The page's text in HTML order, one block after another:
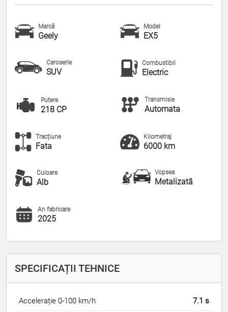
Marcă
Geely
Model
EX5
Caroserie
SUV
Combustibil
Electric
Putere
218 CP
Transmisie
Automata
Tracțiune
Fata
Kilometraj
6000 km
Culoare
Alb
Vopsea
Metalizată
An fabricare
2025
SPECIFICAȚII TEHNICE
Accelerație 0-100 km/h 7.1 s